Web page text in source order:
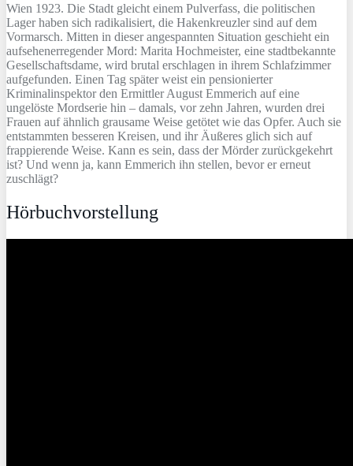
Wien 1923. Die Stadt gleicht einem Pulverfass, die politischen
Lager haben sich radikalisiert, die Hakenkreuzler sind auf dem
Vormarsch. Mitten in dieser angespannten Situation geschieht ein
aufsehenerregender Mord: Marita Hochmeister, eine stadtbekannte
Gesellschaftsdame, wird brutal erschlagen in ihrem Schlafzimmer
aufgefunden. Einen Tag später weist ein pensionierter
Kriminalinspektor den Ermittler August Emmerich auf eine
ungelöste Mordserie hin – damals, vor zehn Jahren, wurden drei
Frauen auf ähnlich grausame Weise getötet wie das Opfer. Auch sie
entstammten besseren Kreisen, und ihr Äußeres glich sich auf
frappierende Weise. Kann es sein, dass der Mörder zurückgekehrt
ist? Und wenn ja, kann Emmerich ihn stellen, bevor er erneut
zuschlägt?
Hörbuchvorstellung